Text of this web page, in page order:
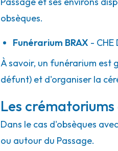
obsèques.
Funérarium BRAX - CHE
À savoir, un funérarium est
défunt) et d'organiser la
Les
Dans le cas d'obsèques
ou autour du Passage.